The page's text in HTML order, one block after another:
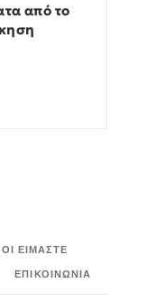
από το
ΕΊΜΑΣΤΕ
ΕΠΙΚΟΙΝΩΝΊΑ